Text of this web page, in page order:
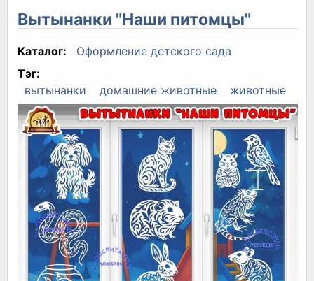
Вытынанки "Наши питомцы"
Каталог:
Оформление детского сада
Тэг:
вытынанки
домашние животные животные